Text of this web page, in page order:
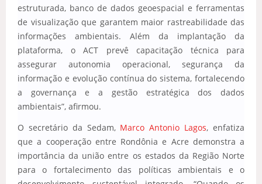
estruturada, banco de dados geoespacial e ferramentas
de visualização que garantem maior rastreabilidade das
informações ambientais. Além da implantação da
plataforma, o ACT prevê capacitação técnica para
assegurar autonomia operacional, segurança da
informação e evolução contínua do sistema, fortalecendo
a governança e a gestão estratégica dos dados
ambientais”, afirmou.
O secretário da Sedam, Marco Antonio Lagos, enfatiza
que a cooperação entre Rondônia e Acre demonstra a
importância da união entre os estados da Região Norte
para o fortalecimento das políticas ambientais e o